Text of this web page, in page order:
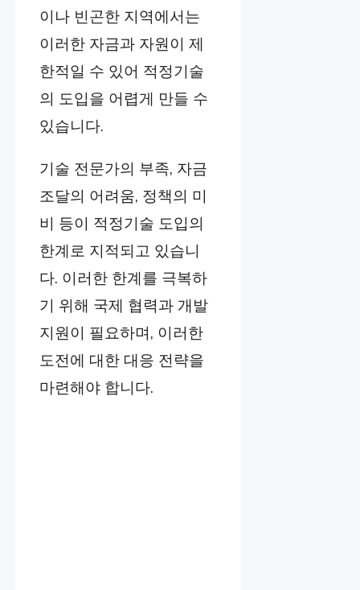
이나 빈곤한 지역에서는
이러한 자금과 자원이 제
한적일 수 있어 적정기술
의 도입을 어렵게 만들 수
있습니다.
기술 전문가의 부족, 자금
조달의 어려움, 정책의 미
비 등이 적정기술 도입의
한계로 지적되고 있습니
다. 이러한 한계를 극복하
기 위해 국제 협력과 개발
지원이 필요하며, 이러한
도전에 대한 대응 전략을
마련해야 합니다.